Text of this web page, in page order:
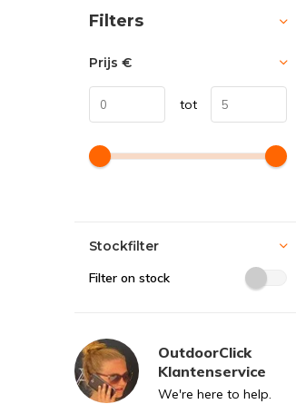
Sorteren op:
Filters
Prijs €
tot
Stockfilter
Filter on stock
OutdoorClick
Klantenservice
We're here to help.